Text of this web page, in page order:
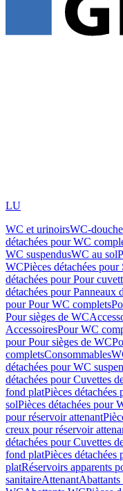
LU
WC et urinoirsWC-
détachées pour WC
WC suspendusWC au sol
WCPièces détachées
détachées pour Pour
détachées pour Panneaux
pour Pour WC complets
Pour sièges de WC
AccessoiresPour WC
pour Pour sièges de WC
completsConsommables
détachées pour WC
détachées pour Cuvettes
fond platPièces
solPièces détachées pour
pour réservoir attenant
creux pour réservoir
détachées pour Cuvettes
fond platPièces
platRéservoirs apparents
sanitaireAttenant